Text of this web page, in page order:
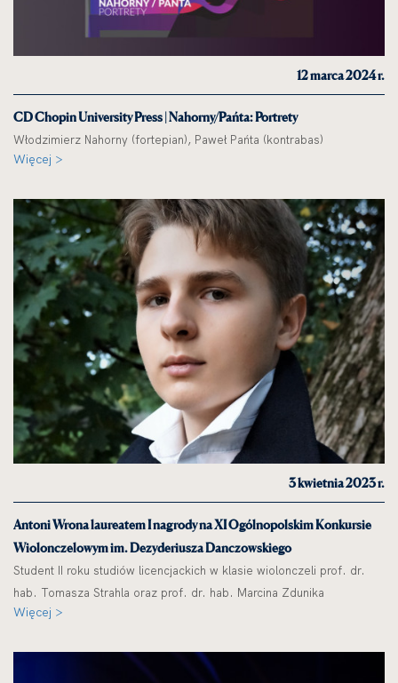
12 marca 2024 r.
CD Chopin University Press | Nahorny/Pańta: Portrety
Włodzimierz Nahorny (fortepian), Paweł Pańta (kontrabas)
Więcej >
3 kwietnia 2023 r.
Antoni Wrona laureatem I nagrody na XI Ogólnopolskim Konkursie
Wiolonczelowym im. Dezyderiusza Danczowskiego
Student II roku studiów licencjackich w klasie wiolonczeli prof. dr.
hab. Tomasza Strahla oraz prof. dr. hab. Marcina Zdunika
Więcej >